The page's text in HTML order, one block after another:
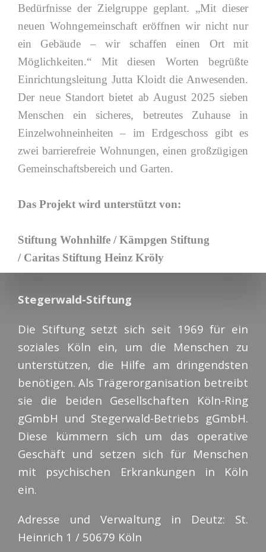
Bedürfnisse der Zielgruppe geplant. „Mit dieser
neuen Wohngemeinschaft eröffnen wir nicht nur
ein Gebäude – wir schaffen einen Ort mit
Möglichkeiten.“ Mit diesen Worten begrüßte
Einrichtungsleitung Jutta Kloidt die Anwesenden.
Der neue Standort bietet ab August 2025 sieben
Menschen ein sicheres, betreutes Zuhause in
Einzelwohneinheiten – im Erdgeschoss gibt es
zwei barrierefreie Wohnungen, einen großzügigen
Gemeinschaftsbereich und Garten.
Das Projekt wird unterstützt von:
Stiftung Wohnhilfe / Kämpgen Stiftung
/ Caritas Stiftung Heinz Kröly
Stegerwald-Stiftung
Die Stiftung setzt sich seit 1969 für ein
soziales Köln ein, um die Menschen zu
unterstützen, die Hilfe am dringendsten
benötigen. Als Trägerorganisation betreibt
sie die beiden Gesellschaften Köln-Ring
gGmbH und Stegerwald-Betriebs gGmbH.
Diese kümmern sich um das operative
Geschäft und setzen sich für Menschen
mit psychischen Erkrankungen in Köln
ein.
Adresse und Verwaltung in Deutz: St.
Heinrich 1 / 50679 Köln